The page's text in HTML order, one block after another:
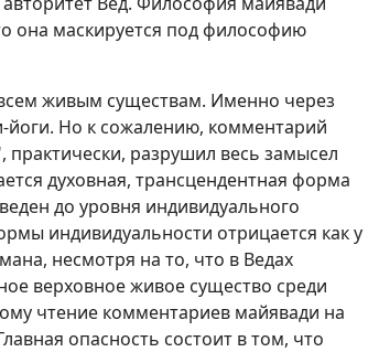
она маскируется под философию
живым существам. Именно через
Но к сожалению, комментарий
разрушил весь замысел
духовная, трансцендентная форма
до уровня индивидуального
индивидуальности отрицается как у
несмотря на то, что в Ведах
верховное живое существо среди
чтение комментариев майявади на
опасность состоит в том, что